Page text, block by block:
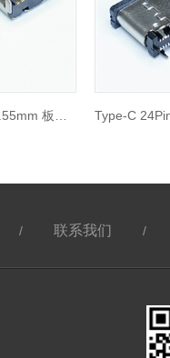
Type-C 16Pin L=6.55mm 板上型
/ 联系我们 /